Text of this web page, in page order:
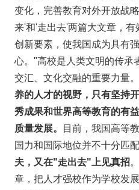
变化，完善教育对外开放战
来'和'走出去'两篇大文章，
创新要素，使我国成为具有
心。"高校是人类文明的传承
交汇、文化交融的重要力量。
养的人才的视野，只有坚持
秀成果和世界高等教育的有
质量发展。
目前，我国高等
国力和国际地位并不十分匹
夫， 又在"走出去"上见真招
章，把人才强校作为学校发